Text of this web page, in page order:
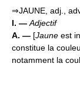
⇒JAUNE, adj.,
I. — Adjectif
A. — [Jaune est
constitue la
notamment la